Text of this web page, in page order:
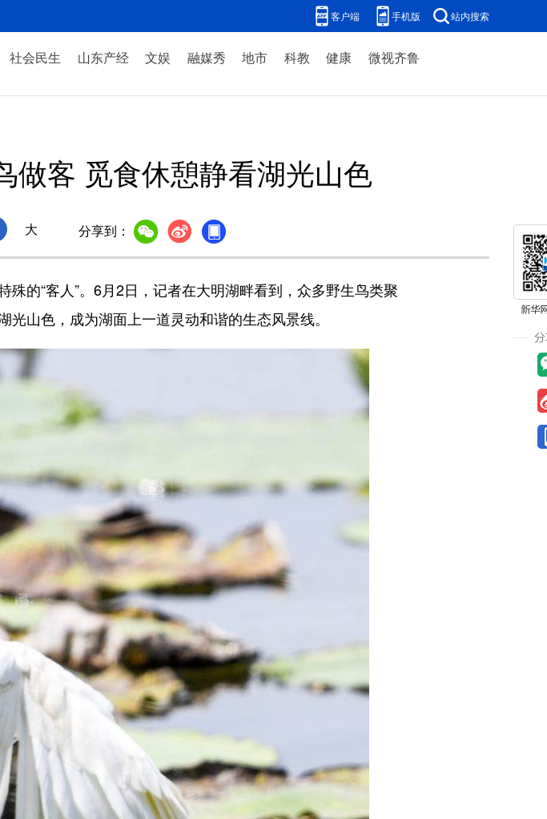
客户端 手机版 站内搜索
社会民生 山东产经 文娱 融媒秀 地市 科教 健康 微视齐鲁
做客 觅食休憩静看湖光山色
大 分享到：
的“客人”。6月2日，记者在大明湖畔看到，众多野生鸟类聚
山色，成为湖面上一道灵动和谐的生态风景线。